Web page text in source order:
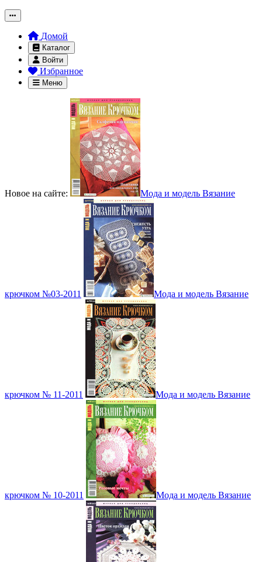
Домой
Каталог
Войти
Избранное
Меню
Новое на сайте: Мода и модель Вязание
крючком №03-2011 Мода и модель Вязание
крючком № 11-2011 Мода и модель Вязание
крючком № 10-2011 Мода и модель Вязание